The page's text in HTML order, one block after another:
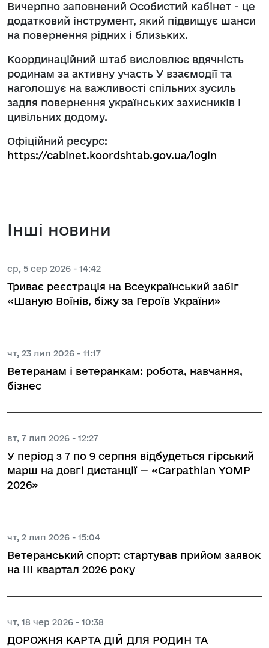
Вичерпно заповнений Особистий кабінет - це
додатковий інструмент, який підвищує шанси
на повернення рідних і близьких.
Координаційний штаб висловлює вдячність
родинам за активну участь У взаємодії та
наголошує на важливості спільних зусиль
задля повернення українських захисників і
цивільних додому.
Офіційний ресурс:
https://cabinet.koordshtab.gov.ua/login
Інші новини
ср, 5 сер 2026 - 14:42
Триває реєстрація на Всеукраїнський забіг
«Шаную Воїнів, біжу за Героїв України»
чт, 23 лип 2026 - 11:17
Ветеранам і ветеранкам: робота, навчання,
бізнес
вт, 7 лип 2026 - 12:27
У період з 7 по 9 серпня відбудеться гірський
марш на довгі дистанції — «Carpathian YOMP
2026»
чт, 2 лип 2026 - 15:04
Ветеранський спорт: стартував прийом заявок
на ІІІ квартал 2026 року
чт, 18 чер 2026 - 10:38
ДОРОЖНЯ КАРТА ДІЙ ДЛЯ РОДИН ТА